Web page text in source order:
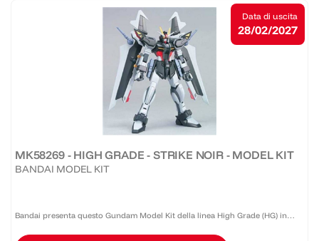
MK58269 - HIGH GRADE - STRIKE NOIR - MODEL KIT
BANDAI MODEL KIT
Bandai presenta questo Gundam Model Kit della linea High Grade (HG) in
scala 1:144 caratterizzato da buona qualità e costo accessibile. Realizzato in
Data di uscita
28/02/2027